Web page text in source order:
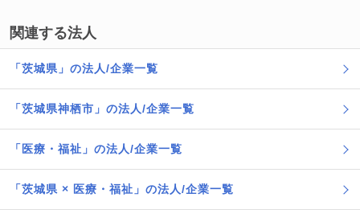
関連する法人
「茨城県」の法人/企業一覧
「茨城県神栖市」の法人/企業一覧
「医療・福祉」の法人/企業一覧
「茨城県 × 医療・福祉」の法人/企業一覧